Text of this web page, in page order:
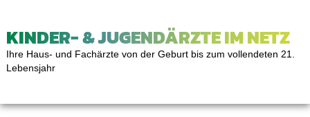
KINDER- & JUGENDÄRZTE IM NETZ
Ihre Haus- und Fachärzte von der Geburt bis zum vollendeten 21.
Lebensjahr